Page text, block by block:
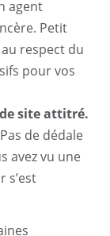
agent
Petit
respect du
pour vos
site attitré.
de dédale
avez vu une
s’est